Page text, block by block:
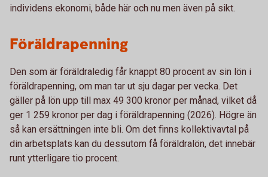
individens ekonomi, både här och nu men även på sikt.
Föräldrapenning
Den som är föräldraledig får knappt 80 procent av sin lön i
föräldrapenning, om man tar ut sju dagar per vecka. Det
gäller på lön upp till max 49 300 kronor per månad, vilket då
ger 1 259 kronor per dag i föräldrapenning (2026). Högre än
så kan ersättningen inte bli. Om det finns kollektivavtal på
din arbetsplats kan du dessutom få föräldralön, det innebär
runt ytterligare tio procent.